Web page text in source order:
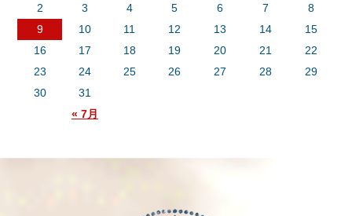
« 7月
2
3 4 5 6 7
8
9
10 11 12 13 14
15
16
17 18 19 20 21
22
23
24 25 26 27 28
29
30
31